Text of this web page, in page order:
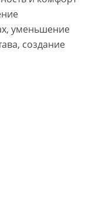
уменьшение
создание